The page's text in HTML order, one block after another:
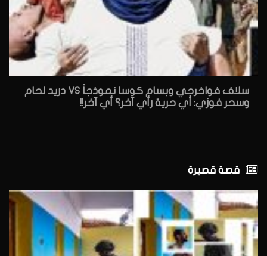
سلاف فواخرجي وبسام كوسا نموذجاً VS دريد لحام
وسحر فوزي: أي حرية رأي آخر؟ أي آخر!!
قصة قصيرة